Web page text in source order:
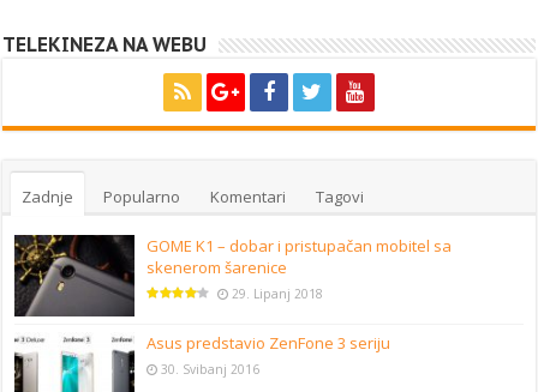
TELEKINEZA NA WEBU
Zadnje Popularno Komentari Tagovi
GOME K1 – dobar i pristupačan mobitel sa
skenerom šarenice
29. Lipanj 2018
Asus predstavio ZenFone 3 seriju
30. Svibanj 2016